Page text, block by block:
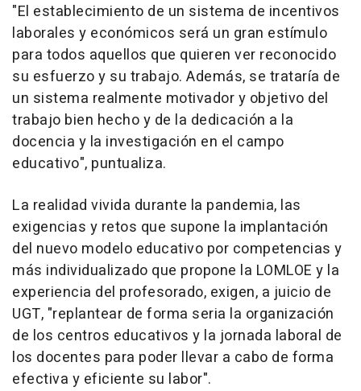
"El establecimiento de un sistema de incentivos
laborales y económicos será un gran estímulo
para todos aquellos que quieren ver reconocido
su esfuerzo y su trabajo. Además, se trataría de
un sistema realmente motivador y objetivo del
trabajo bien hecho y de la dedicación a la
docencia y la investigación en el campo
educativo", puntualiza.
La realidad vivida durante la pandemia, las
exigencias y retos que supone la implantación
del nuevo modelo educativo por competencias y
más individualizado que propone la LOMLOE y la
experiencia del profesorado, exigen, a juicio de
UGT, "replantear de forma seria la organización
de los centros educativos y la jornada laboral de
los docentes para poder llevar a cabo de forma
efectiva y eficiente su labor".